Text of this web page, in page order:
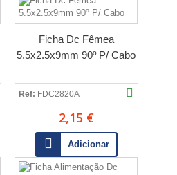
Ficha Dc Fêmea
5.5x2.5x9mm 90º P/ Cabo
Ref: FDC2820A
2,15 €
Adicionar